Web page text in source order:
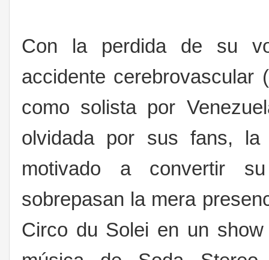
Con la perdida de su
accidente cerebrovascular
como solista por
olvidada por sus fans,
motivado a convertir
sobrepasan la mera
Circo du Solei en un